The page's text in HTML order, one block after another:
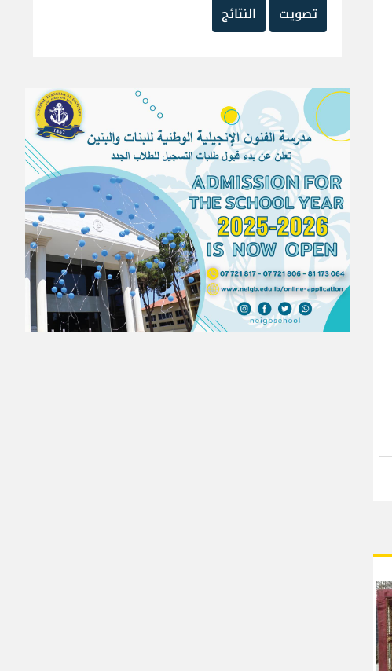
تصويت
النتائج